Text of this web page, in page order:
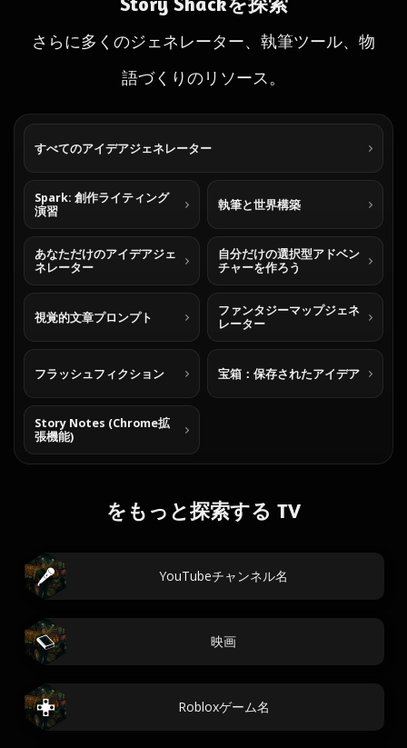
さらに多くのジェネレーター、執筆ツール、物
語づくりのリソース。
すべてのアイデアジェネレーター
Spark: 創作ライティング
演習
執筆と世界構築
あなただけのアイデアジェ
ネレーター
自分だけの選択型アドベン
チャーを作ろう
視覚的文章プロンプト
ファンタジーマップジェネ
レーター
フラッシュフィクション 宝箱：保存されたアイデア
Story Notes (Chrome拡
張機能)
をもっと探索する TV
YouTubeチャンネル名
映画
Robloxゲーム名